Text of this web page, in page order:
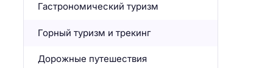
Гастрономический туризм
Горный туризм и трекинг
Дорожные путешествия